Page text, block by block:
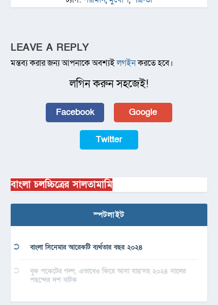
LEAVE A REPLY
মন্তব্য করার জন্য আপনাকে অবশ্যইলগইনকরতে হবে।
লগিন করুন সহজেই!
Facebook Google
Twitter
বাংলা চলচ্চিত্রের সালতামামি
স্পটলাইট
বাংলা সিনেমার আরেকটি ব্যর্থতার বছর ২০২৪
বুক পকেটের গল্প, এভাবেও ফিরে আসা যায়’সহ ২০২৪ সালের
পছন্দের দশ নাটক